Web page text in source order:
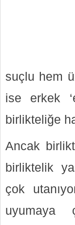
suçlu hem
ise erkek
birlikteliğe
Ancak
birliktelik
çok
uyumaya